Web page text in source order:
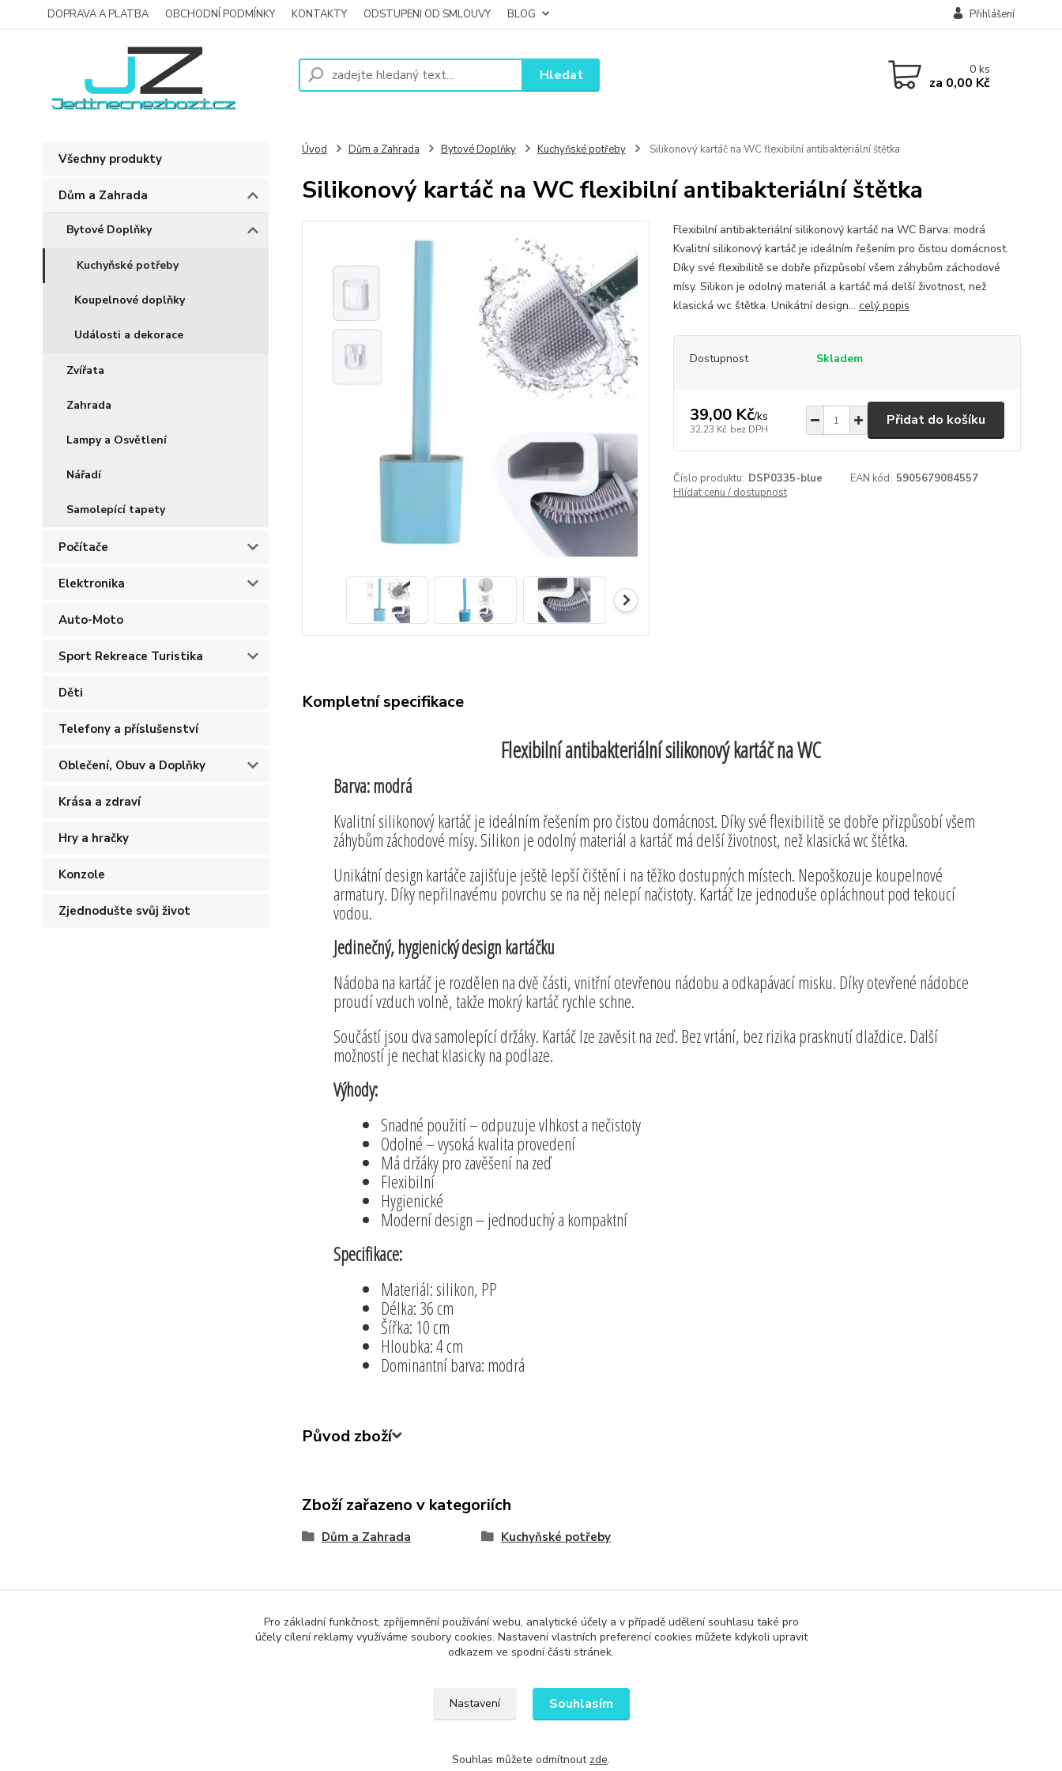
DOPRAVA A PLATBA OBCHODNÍ PODMÍNKY KONTAKTY ODSTUPENI OD SMLOUVY BLOG Přihlášení
Hledat 0ks
za 0,00 Kč
Všechny produkty
Dům a Zahrada
Bytové Doplňky
Kuchyňské potřeby
Koupelnové doplňky
Události a dekorace
Zvířata
Zahrada
Lampy a Osvětlení
Nářadí
Samolepící tapety
Počítače
Elektronika
Auto-Moto
Sport Rekreace Turistika
Děti
Telefony a příslušenství
Oblečení, Obuv a Doplňky
Krása a zdraví
Hry a hračky
Konzole
Zjednodušte svůj život
Úvod Dům a Zahrada Bytové Doplňky Kuchyňské potřeby Silikonový kartáč na WC flexibilní antibakteriální štětka
Silikonový kartáč na WC flexibilní antibakteriální štětka
Flexibilní antibakteriální silikonový kartáč na WC Barva: modrá
Kvalitní silikonový kartáč je ideálním řešením pro čistou domácnost.
Díky své flexibilitě se dobře přizpůsobí všem záhybům záchodové
mísy. Silikon je odolný materiál a kartáč má delší životnost, než
klasická wc štětka. Unikátní design... celý popis
Dostupnost Skladem
39,00 Kč/ks
32,23 Kč bez DPH
Přidat do košíku
Číslo produktu: DSP0335-blue EAN kód: 5905679084557
Hlídat cenu / dostupnost
Kompletní specifikace
Flexibilní antibakteriální silikonový kartáč na WC
Barva: modrá
Kvalitní silikonový kartáč je ideálním řešením pro čistou domácnost. Díky své flexibilitě se dobře přizpůsobí všem
záhybům záchodové mísy. Silikon je odolný materiál a kartáč má delší životnost, než klasická wc štětka.
Unikátní design kartáče zajišťuje ještě lepší čištění i na těžko dostupných místech. Nepoškozuje koupelnové
armatury. Díky nepřilnavému povrchu se na něj nelepí načistoty. Kartáč lze jednoduše opláchnout pod tekoucí
vodou.
Jedinečný, hygienický design kartáčku
Nádoba na kartáč je rozdělen na dvě části, vnitřní otevřenou nádobu a odkapávací misku. Díky otevřené nádobce
proudí vzduch volně, takže mokrý kartáč rychle schne.
Součástí jsou dva samolepící držáky. Kartáč lze zavěsit na zeď. Bez vrtání, bez rizika prasknutí dlaždice. Další
možností je nechat klasicky na podlaze.
Výhody:
Snadné použití – odpuzuje vlhkost a nečistoty
Odolné – vysoká kvalita provedení
Má držáky pro zavěšení na zeď
Flexibilní
Hygienické
Moderní design – jednoduchý a kompaktní
Specifikace:
Materiál: silikon, PP
Délka: 36 cm
Šířka: 10 cm
Hloubka: 4 cm
Dominantní barva: modrá
Původ zboží
Zboží zařazeno v kategoriích
Dům a Zahrada Kuchyňské potřeby
Upravit sběr cookies.
Pro základní funkčnost, zpříjemnění používání webu, analytické účely a v případě udělení souhlasu také pro
účely cílení reklamy využíváme soubory cookies. Nastavení vlastních preferencí cookies můžete kdykoli upravit
odkazem ve spodní části stránek.
Nastavení Souhlasím
Souhlas můžete odmítnout zde.